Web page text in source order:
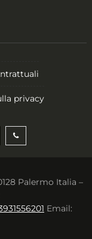
privacy
Palermo Italia –
Email: